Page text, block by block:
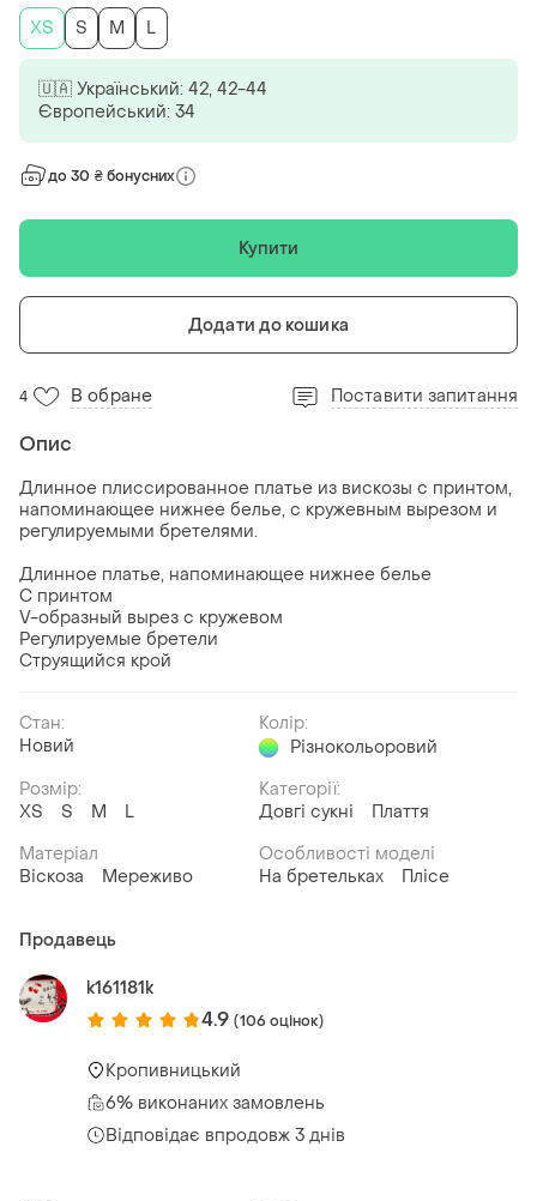
ХS
S M L
🇺🇦 Український: 42, 42-44
Європейський: 34
до 30 ₴ бонусних
Купити
Додати до кошика
4 В обране Поставити запитання
Опис
Длинное плиссированное платье из вискозы с принтом,
напоминающее нижнее белье, с кружевным вырезом и
регулируемыми бретелями.
Длинное платье, напоминающее нижнее белье
С принтом
V-образный вырез с кружевом
Регулируемые бретели
Струящийся крой
Стан:
Новий
Колір:
Різнокольоровий
Розмір:
ХS
S M L
Категорії:
Довгі сукні
Плаття
Матеріал
Віскоза
Мереживо
Особливості моделі
На бретельках
Плісе
Продавець
k161181k
4.9 (106 оцінок)
Кропивницький
6% виконаних замовлень
Відповідає впродовж 3 днів